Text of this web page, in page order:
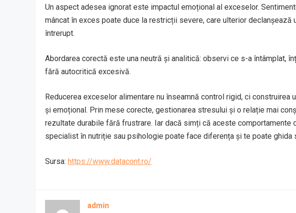
Un aspect adesea ignorat este impactul emoțional al exceselor.
mâncat în exces poate duce la restricții severe, care ulterior declanșează
întrerupt.
Abordarea corectă este una neutră și analitică: observi ce s-a întâmplat,
fără autocritică excesivă.
Reducerea exceselor alimentare nu înseamnă control rigid, ci
și emoțional. Prin mese corecte, gestionarea stresului și o relație mai
rezultate durabile fără frustrare. Iar dacă simți că aceste comportamente
specialist în nutriție sau psihologie poate face diferența și te poate ghida
Sursa: https://www.datacont.ro/
admin